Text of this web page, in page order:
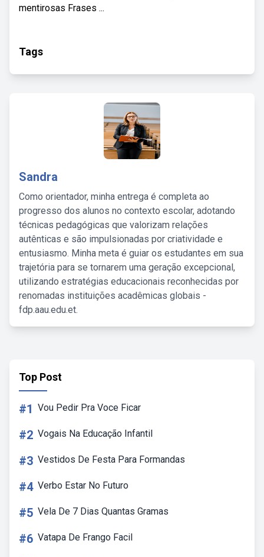
mentirosas Frases ...
Tags
Sandra
Como orientador, minha entrega é completa ao
progresso dos alunos no contexto escolar, adotando
técnicas pedagógicas que valorizam relações
autênticas e são impulsionadas por criatividade e
entusiasmo. Minha meta é guiar os estudantes em sua
trajetória para se tornarem uma geração excepcional,
utilizando estratégias educacionais reconhecidas por
renomadas instituições acadêmicas globais -
fdp.aau.edu.et.
Top Post
#1 Vou Pedir Pra Voce Ficar
#2 Vogais Na Educação Infantil
#3 Vestidos De Festa Para Formandas
#4 Verbo Estar No Futuro
#5 Vela De 7 Dias Quantas Gramas
#6 Vatapa De Frango Facil